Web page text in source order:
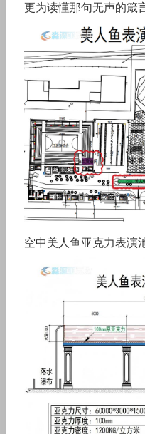
更为读懂那句无声的箴
空中美人鱼亚克力表演